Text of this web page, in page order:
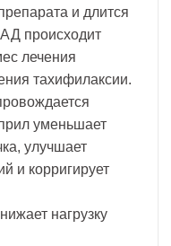
и длится
происходит
лечения
тахифилаксии.
уменьшает
улучшает
и корригирует
нагрузку